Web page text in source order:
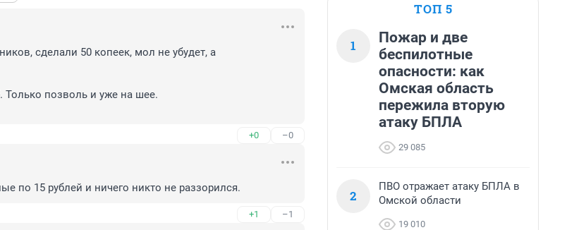
сделали 50 копеек, мол не убудет, а
Только позволь и уже на шее.
+0 –0
по 15 рублей и ничего никто не раззорился.
+1 –1
ТОП 5
1
Пожар и две
беспилотные
опасности: как
Омская область
пережила вторую
атаку БПЛА
29 085
2
ПВО отражает атаку БПЛА в
Омской области
19 010